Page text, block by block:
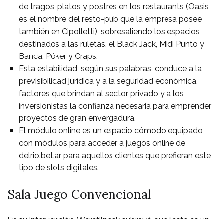
de tragos, platos y postres en los restaurants (Oasis
es el nombre del resto-pub que la empresa posee
también en Cipolletti), sobresaliendo los espacios
destinados a las ruletas, el Black Jack, Midi Punto y
Banca, Póker y Craps.
Esta estabilidad, según sus palabras, conduce a la
previsibilidad jurídica y a la seguridad económica,
factores que brindan al sector privado y a los
inversionistas la confianza necesaria para emprender
proyectos de gran envergadura.
El módulo online es un espacio cómodo equipado
con módulos para acceder a juegos online de
delrio.bet.ar para aquellos clientes que prefieran este
tipo de slots digitales.
Sala Juego Convencional